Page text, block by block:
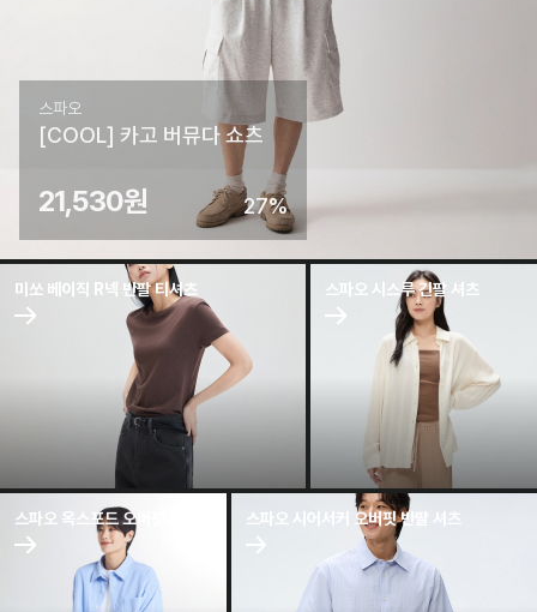
스파오
[COOL] 카고 버뮤다 쇼츠
21,530원 27%
링크 이동
미쏘 베이직 R넥 반팔 티셔츠
링크 이동
스파오 시스루 긴팔 셔츠
스파오 옥스포드 오버핏 셔츠 스파오 시어서커 오버핏 반팔 셔츠